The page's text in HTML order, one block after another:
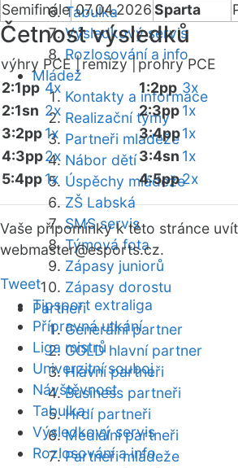
Tabulka
Výsledkový servis
Rozlosování a info
Mládež
Kontakty a informace
Realizační týmy
Partneři mládeže
Nábor dětí
Úspěchy mládeže
ZŠ Labská
SMS servis
Týmová fota
Zápasy juniorů
Zápasy dorostu
Partneři
Generální partner
GOLD hlavní partner
Hlavní partneři
Business partneři
Hrdí partneři
Mediální partneři
Partneři mládeže
Semifinále 07.04.2026Sparta
Četnost výsledků
výhry PCE |remízy | prohry PCE
2:1pp 4x
2:1sn 2x
3:2pp1x
4:3pp2x
5:4pp1x
1:2pp 3x
2:3pp1x
3:4pp1x
3:4sn 1x
4:5pp2x
Vaše připomínky k této stránce
webmaster@esports.cz.
Tweet
Tipsport extraliga
Přípravná utkání
Liga mistrů
Univerzitní souboj
Návštěvnost
Tabulka
Výsledkový servis
Rozlosování a info